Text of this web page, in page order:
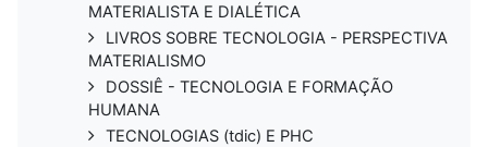
MATERIALISTA E DIALÉTICA
LIVROS SOBRE TECNOLOGIA - PERSPECTIVA
MATERIALISMO
DOSSIÊ - TECNOLOGIA E FORMAÇÃO
HUMANA
TECNOLOGIAS (tdic) E PHC